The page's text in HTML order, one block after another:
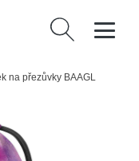
Vyhledávání
na přezůvky BAAGL